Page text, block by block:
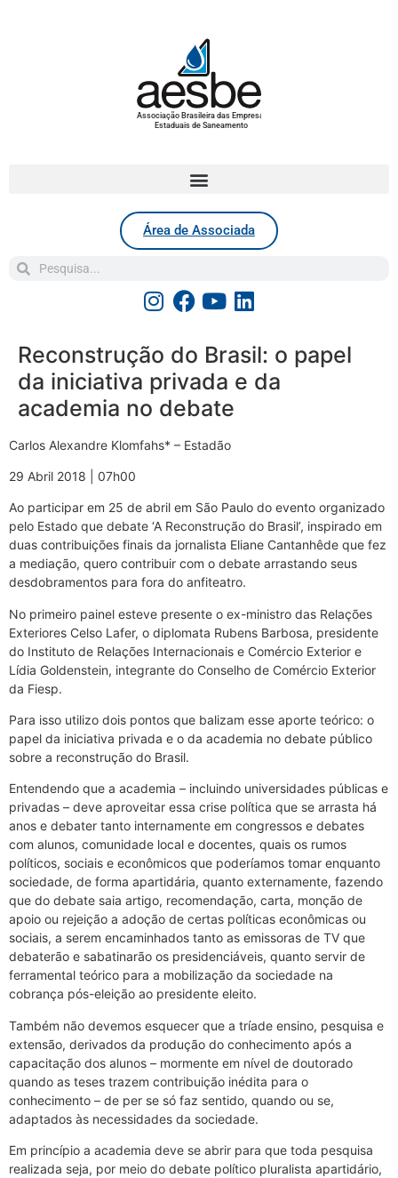
Associação Brasileira das Empresas
Estaduais de Saneamento
Área de Associada
Reconstrução do Brasil: o papel
da iniciativa privada e da
academia no debate
Carlos Alexandre Klomfahs* – Estadão
29 Abril 2018 | 07h00
Ao participar em 25 de abril em São Paulo do evento organizado
pelo Estado que debate ‘A Reconstrução do Brasil’, inspirado em
duas contribuições finais da jornalista Eliane Cantanhêde que fez
a mediação, quero contribuir com o debate arrastando seus
desdobramentos para fora do anfiteatro.
No primeiro painel esteve presente o ex-ministro das Relações
Exteriores Celso Lafer, o diplomata Rubens Barbosa, presidente
do Instituto de Relações Internacionais e Comércio Exterior e
Lídia Goldenstein, integrante do Conselho de Comércio Exterior
da Fiesp.
Para isso utilizo dois pontos que balizam esse aporte teórico: o
papel da iniciativa privada e o da academia no debate público
sobre a reconstrução do Brasil.
Entendendo que a academia – incluindo universidades públicas e
privadas – deve aproveitar essa crise política que se arrasta há
anos e debater tanto internamente em congressos e debates
com alunos, comunidade local e docentes, quais os rumos
políticos, sociais e econômicos que poderíamos tomar enquanto
sociedade, de forma apartidária, quanto externamente, fazendo
que do debate saia artigo, recomendação, carta, monção de
apoio ou rejeição a adoção de certas políticas econômicas ou
sociais, a serem encaminhados tanto as emissoras de TV que
debaterão e sabatinarão os presidenciáveis, quanto servir de
ferramental teórico para a mobilização da sociedade na
cobrança pós-eleição ao presidente eleito.
Também não devemos esquecer que a tríade ensino, pesquisa e
extensão, derivados da produção do conhecimento após a
capacitação dos alunos – mormente em nível de doutorado
quando as teses trazem contribuição inédita para o
conhecimento – de per se só faz sentido, quando ou se,
adaptados às necessidades da sociedade.
Em princípio a academia deve se abrir para que toda pesquisa
realizada seja, por meio do debate político pluralista apartidário,